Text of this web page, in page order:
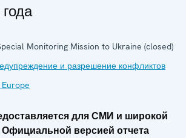
Monitoring Mission to Ukraine (closed)
и разрешение конфликтов
для СМИ и широкой
версией отчета